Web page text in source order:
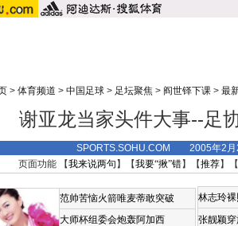
> 体育频道 > 中国足球 > 足坛聚焦 > 阎世铎下课 > 最
谢亚龙当家头件大事--足
SPORTS.SOHU.COM 2005年2
页面功能 【我来说两句 】【我要“揪”错】【推荐】
范帅苦恼火箭唯麦蒂敢突破
大师杯组委会炮轰阿加西
林志玲
张靓颖